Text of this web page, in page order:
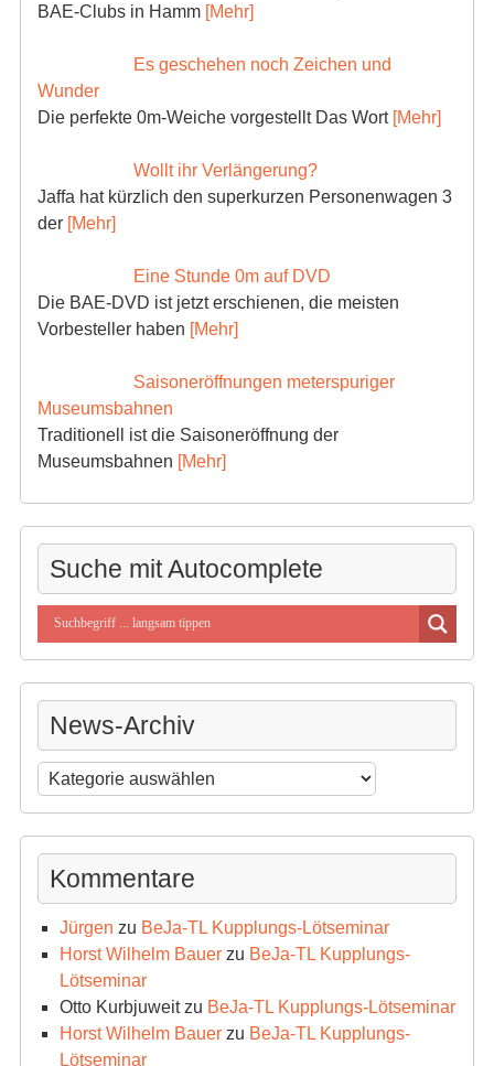
BAE-Clubs in Hamm [Mehr]
Es geschehen noch Zeichen und
Wunder
Die perfekte 0m-Weiche vorgestellt Das Wort [Mehr]
Wollt ihr Verlängerung?
Jaffa hat kürzlich den superkurzen Personenwagen 3
der [Mehr]
Eine Stunde 0m auf DVD
Die BAE-DVD ist jetzt erschienen, die meisten
Vorbesteller haben [Mehr]
Saisoneröffnungen meterspuriger
Museumsbahnen
Traditionell ist die Saisoneröffnung der
Museumsbahnen [Mehr]
Suche mit Autocomplete
News-Archiv
News-
Archiv
Kommentare
Jürgen zu BeJa-TL Kupplungs-Lötseminar
Horst Wilhelm Bauerzu BeJa-TL Kupplungs-
Lötseminar
Otto Kurbjuweitzu BeJa-TL Kupplungs-Lötseminar
Horst Wilhelm Bauerzu BeJa-TL Kupplungs-
Lötseminar